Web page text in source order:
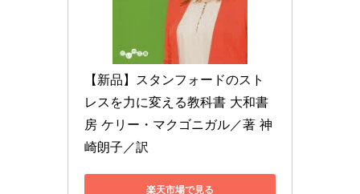
【新品】スタンフォードのスト
レスを力に変える教科書 大和書
房 ケリー・マクゴニガル／著 神
崎朗子／訳
楽天市場で見る